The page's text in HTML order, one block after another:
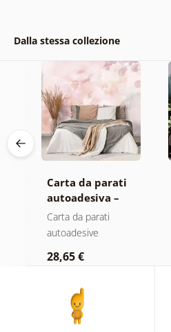
Dalla stessa collezione
Carta da parati
autoadesiva –
Foglie con
sfumatura
Carta da parati
autoadesive
28,65 €